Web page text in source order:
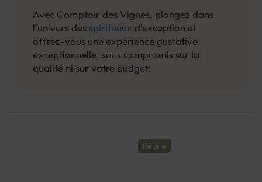
Avec Comptoir des Vignes, plongez dans
l'univers des spiritueux d'exception et
offrez-vous une expérience gustative
exceptionnelle, sans compromis sur la
qualité ni sur votre budget.
Pépite